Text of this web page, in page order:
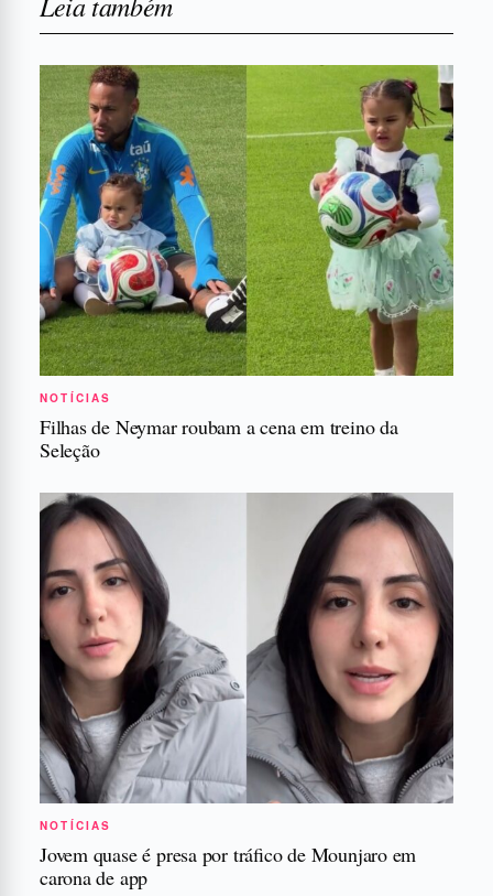
NOTÍCIAS
Filhas de Neymar roubam a cena em treino da
Seleção
NOTÍCIAS
Jovem quase é presa por tráfico de Mounjaro em
carona de app